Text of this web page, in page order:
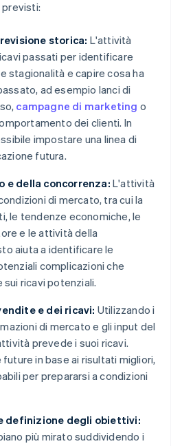
storica: L'attività
passati per identificare
stagionalità e capire cosa ha
ad esempio lanci di
campagne di marketing o
dei clienti. In
impostare una linea di
futura.
e della concorrenza: L'attività
di mercato, tra cui la
le tendenze economiche, le
e le attività della
aiuta a identificare le
complicazioni che
ricavi potenziali.
e dei ricavi: Utilizzando i
di mercato e gli input del
prevede i suoi ricavi.
in base ai risultati migliori,
per prepararsi a condizioni
definizione degli obiettivi:
più mirato suddividendo i